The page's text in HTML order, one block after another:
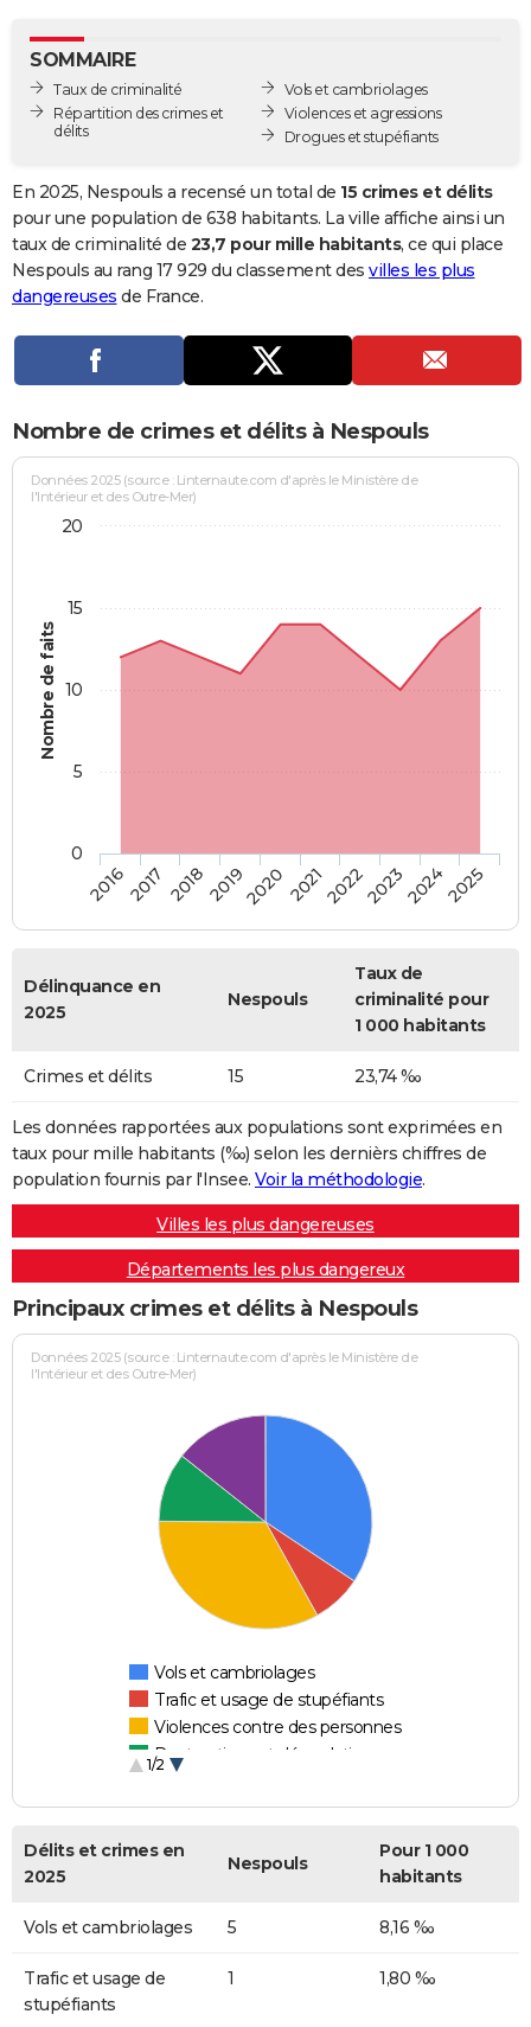
GUIDES D'ACHAT
BONS PLANS
Carte de Noël
Carte Bonne année
Carte Saint-Valentin
Carte Pâques
Carte d'anniversaire
DICTIONNAIRE
Dictionnaire
Biographies
Citations
Expressions
Proverbes
PROGRAMME TV
Se connecter
Entreprises
Service militaire
Avis de recherche
AVIS DE DÉCÈS
Bricolage
Lifestyle
Culture
Sport
Auto
Television
Voyage
Cinema
SOMMAIRE
Taux de criminalité
Répartition des crimes et
délits
Vols et cambriolages
Violences et agressions
Drogues et stupéfiants
En 2025, Nespouls a recensé un total de 15 crimes et délits
pour une population de 638 habitants. La ville affiche ainsi un
taux de criminalité de 23,7 pour mille habitants, ce qui place
Nespouls au rang 17 929 du classement des villes les plus
dangereuses de France.
Nombre de crimes et délits à Nespouls
Nombre de faits
Données 2025 (source : Linternaute.com d'après le Ministère de
l'Intérieur et des Outre-Mer)
20162017 20182019202020212022202320242025
0
5
10
15
20
Délinquance en
2025
Nespouls
Taux de
criminalité pour
1 000 habitants
Crimes et délits 15 23,74 ‰
Les données rapportées aux populations sont exprimées en
taux pour mille habitants (‰) selon les dernièrs chiffres de
population fournis par l'Insee. Voir la méthodologie.
Villes les plus dangereuses
Départements les plus dangereux
Principaux crimes et délits à Nespouls
Données 2025 (source : Linternaute.com d'après le Ministère de
l'Intérieur et des Outre-Mer)
Vols et cambriolages
Trafic et usage de stupéfiants
Violences contre des personnes
Destructions et dégradations
1/2
Délits et crimes en
2025
Nespouls
Pour 1 000
habitants
Vols et cambriolages 5 8,16 ‰
Trafic et usage de
stupéfiants
1 1,80 ‰